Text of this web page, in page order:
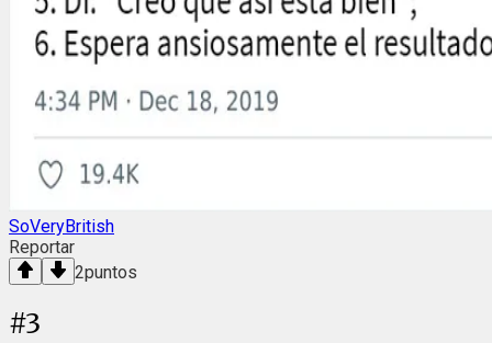
SoVeryBritish
Reportar
2puntos
#3